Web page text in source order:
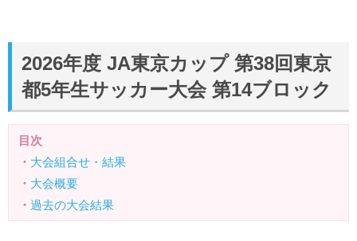
2026年度 JA東京カップ 第38回東京
都5年生サッカー大会 第14ブロック
目次
・ 大会組合せ・結果
・ 大会概要
・ 過去の大会結果